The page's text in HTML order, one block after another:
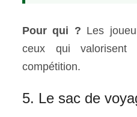
Pour qui ? Les
ceux qui valorisent
compétition.
5. Le sac de